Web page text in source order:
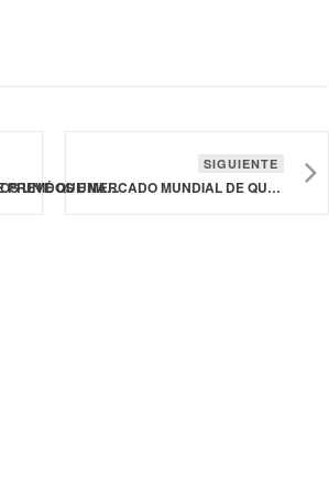
AMAZON LANZA EN ESTADOS UNIDOS UNA MARCA BLANCA DE ALIMENTOS Y CARNE
SIGUIENTE
SE PREVÉ QUE MERCADO MUNDIAL DE QUESO ALCANCE LOS 252,169.3 MDD EN 2035